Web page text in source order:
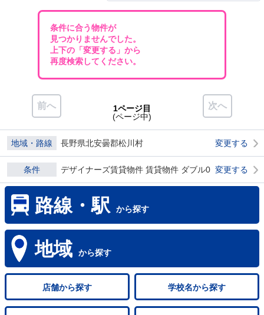
条件に合う物件が
見つかりませんでした。
上下の「変更する」から
再度検索してください。
前へ 次へ
1ページ目
(ページ中)
地域・路線 長野県北安曇郡松川村 変更する
条件 デザイナーズ賃貸物件 賃貸物件 ダブル0 変更する
路線・駅 から探す
地域 から探す
店舗から探す 学校名から探す